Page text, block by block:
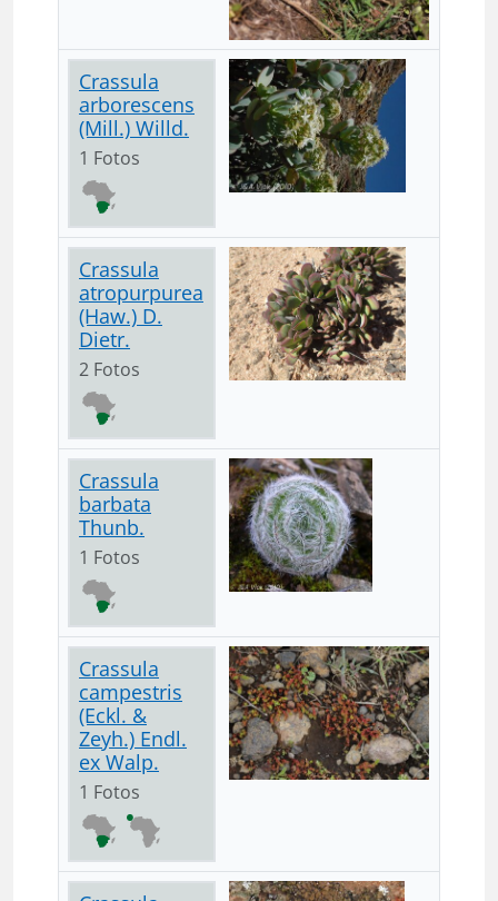
Crassula
arborescens
(Mill.) Willd.
1 Fotos
Crassula
atropurpurea
(Haw.) D.
Dietr.
2 Fotos
Crassula
barbata
Thunb.
1 Fotos
Crassula
campestris
(Eckl. &
Zeyh.) Endl.
ex Walp.
1 Fotos